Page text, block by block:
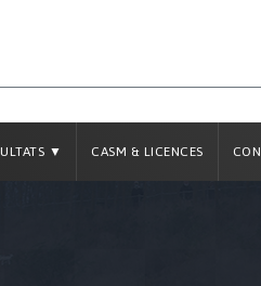
▼ CASM & LICENCES